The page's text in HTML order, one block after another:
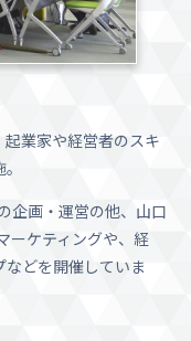
業家や経営者のスキ
企画・運営の他、山口
ーケティングや、経
どを開催していま